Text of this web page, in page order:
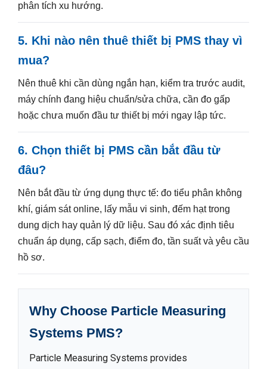
phân tích xu hướng.
5. Khi nào nên thuê thiết bị PMS thay vì
mua?
Nên thuê khi cần dùng ngắn hạn, kiểm tra trước audit,
máy chính đang hiệu chuẩn/sửa chữa, cần đo gấp
hoặc chưa muốn đầu tư thiết bị mới ngay lập tức.
6. Chọn thiết bị PMS cần bắt đầu từ
đâu?
Nên bắt đầu từ ứng dụng thực tế: đo tiểu phân không
khí, giám sát online, lấy mẫu vi sinh, đếm hạt trong
dung dịch hay quản lý dữ liệu. Sau đó xác định tiêu
chuẩn áp dụng, cấp sạch, điểm đo, tần suất và yêu cầu
hồ sơ.
Why Choose Particle Measuring
Systems PMS?
Particle Measuring Systems provides